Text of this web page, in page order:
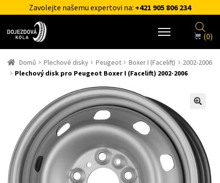
Zavolejte našemu expertovi na: +421 905 806 234
(0)
Domů Plechové disky Peugeot Boxer I (Facelift)
2002-2006
Plechový disk pro Peugeot Boxer I (Facelift) 2002-2006